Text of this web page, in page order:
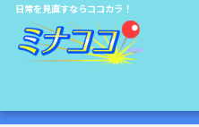
日常を見直すならココカラ！